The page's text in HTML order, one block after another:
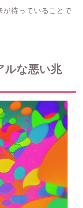
が待っていることで
ルな悪い兆